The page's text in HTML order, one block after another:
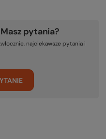
pytania?
najciekawsze pytania i